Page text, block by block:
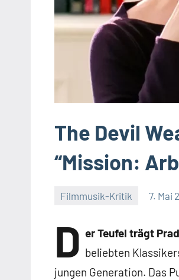
The Devil
“Mission:
Filmmusik-Kritik 7. Mai
D er Teufel trägt
beliebten
jungen Generation. Das